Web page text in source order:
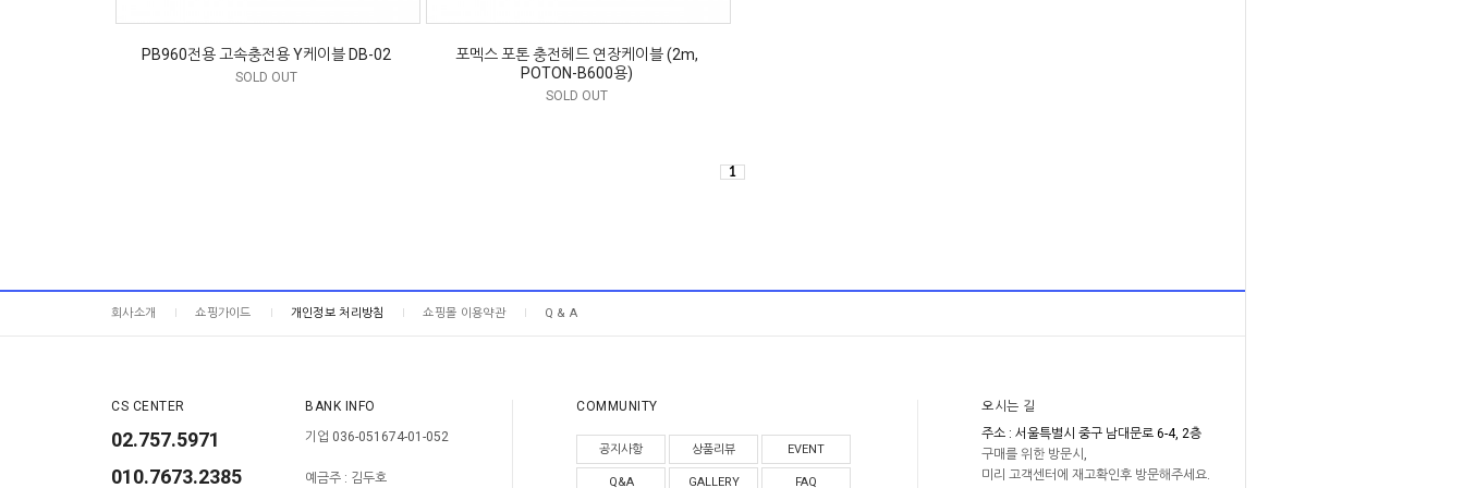
PB960전용 고속충전용 Y케이블 DB-02
SOLD OUT
포멕스 포톤 충전헤드 연장케이블 (2m,
POTON-B600용)
SOLD OUT
1
회사소개 쇼핑가이드 개인정보 처리방침 쇼핑몰 이용약관 Q & A
CS CENTER
02.757.5971
010.7673.2385
BANK INFO
기업 036-051674-01-052
예금주 : 김두호
COMMUNITY
공지사항 상품리뷰 EVENT
Q&A GALLERY FAQ
오시는 길
주소 : 서울특별시 중구 남대문로 6-4, 2층
구매를 위한 방문시,
미리 고객센터에 재고확인후 방문해주세요.